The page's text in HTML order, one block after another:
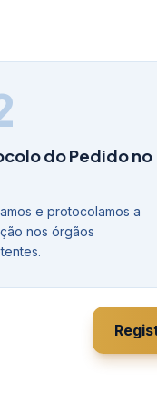
do Pedido no
e protocolamos a
nos órgãos